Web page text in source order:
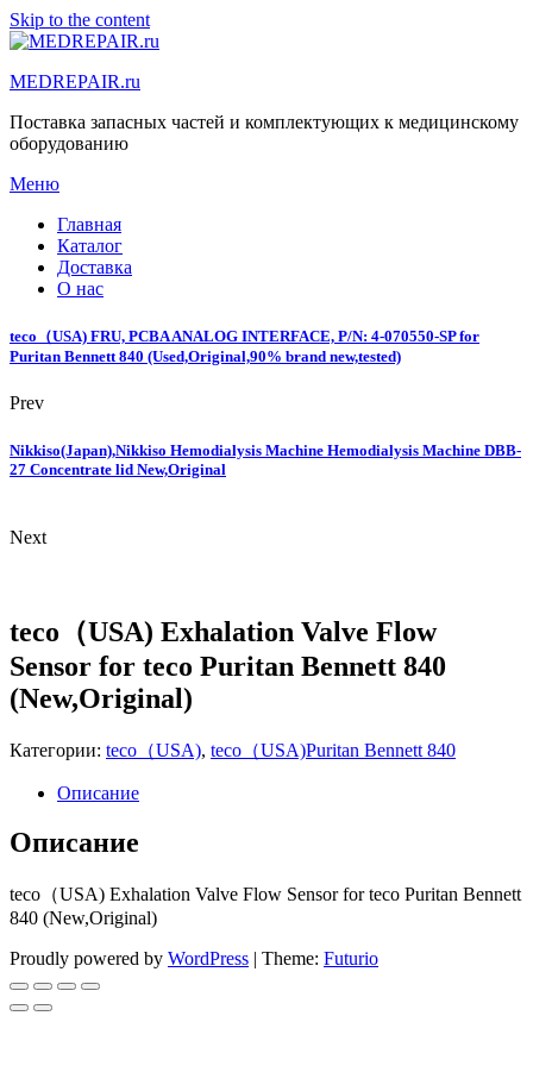
Skip to the content
MEDREPAIR.ru
Поставка запасных частей и комплектующих к медицинскому
оборудованию
Меню
Главная
Каталог
Доставка
О нас
teco（USA) FRU, PCBA ANALOG INTERFACE, P/N: 4-070550-SP for
Puritan Bennett 840 (Used,Original,90% brand new,tested)
Prev
Nikkiso(Japan),Nikkiso Hemodialysis Machine Hemodialysis Machine DBB-
27 Concentrate lid New,Original
Next
teco（USA) Exhalation Valve Flow
Sensor for teco Puritan Bennett 840
(New,Original)
Категории: teco（USA), teco（USA)Puritan Bennett 840
Описание
Описание
teco（USA) Exhalation Valve Flow Sensor for teco Puritan Bennett
840 (New,Original)
Proudly powered by WordPress | Theme: Futurio